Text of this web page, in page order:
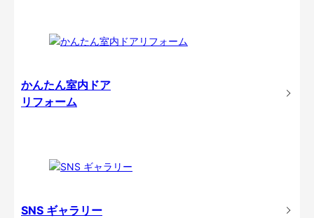
かんたん室内ドア
リフォーム
SNS ギャラリー